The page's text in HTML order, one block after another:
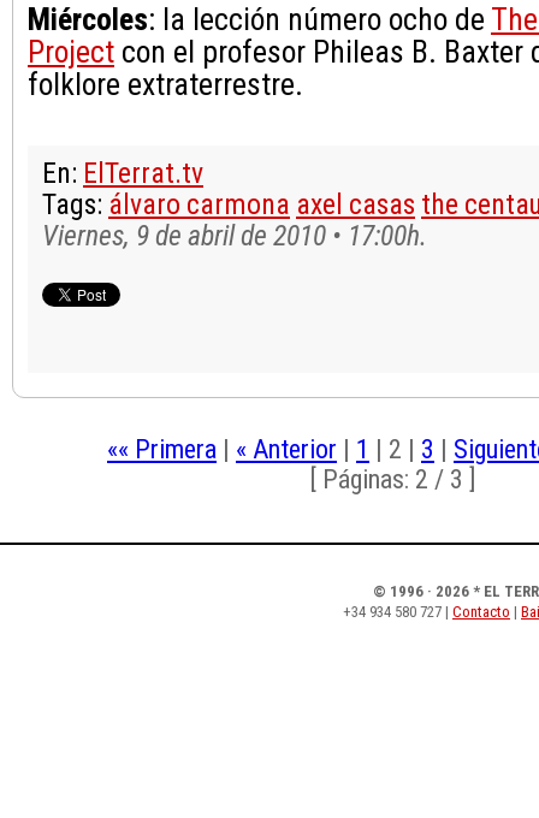
Miércoles: la lección número ocho de
Project con el profesor Phileas B. Baxter
folklore extraterrestre.
En: ElTerrat.tv
Tags: álvaro carmona axel casas the
Viernes, 9 de abril de 2010 • 17:00h.
«« Primera | « Anterior | 1 | 2 | 3 |
[ Páginas: 2 / 3 ]
© 1996 · 2026 * EL
+34 934 580 727 | Contacto |